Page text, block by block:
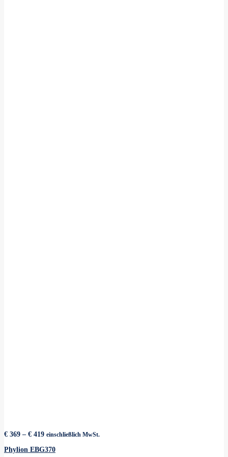
€ 369 – € 419Preisspanne:
bis
einschließlich MwSt.
Phylion EBG370